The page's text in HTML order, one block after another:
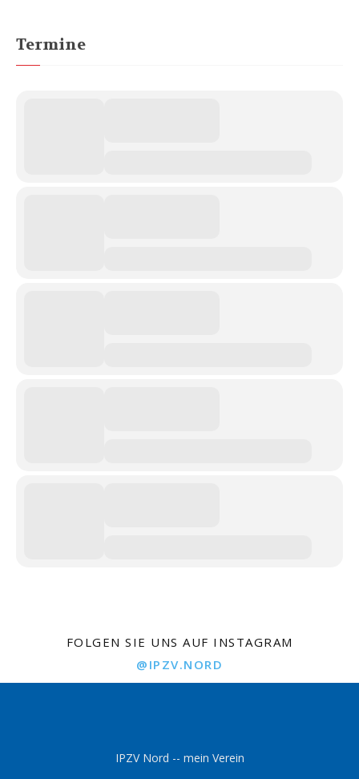
Termine
FOLGEN SIE UNS AUF INSTAGRAM
@IPZV.NORD
IPZV Nord -- mein Verein